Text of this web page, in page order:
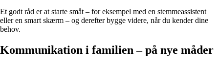
Et godt råd er at starte småt – for eksempel med en stemmeassistent
eller en smart skærm – og derefter bygge videre, når du kender dine
behov.
Kommunikation i familien – på nye måder